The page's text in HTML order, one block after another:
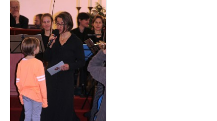
Reichshof
Windeck
Ruppichteroth
Wiehl